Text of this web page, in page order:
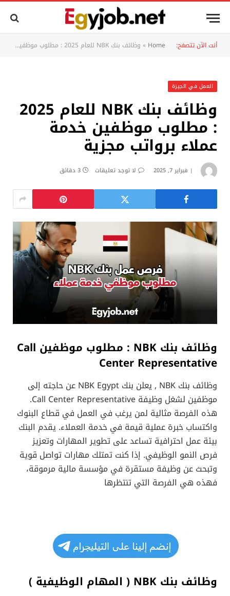
أنت الآن تتصفح: Home
» وظائف بنك NBK للعام 2025 : مطلوب موظفين خدمة عملاء برواتب مجزية
العمل في الجيزة
وظائف بنك NBK للعام 2025
: مطلوب موظفين خدمة
عملاء برواتب مجزية
فبراير 7, 2025 لا توجد تعليقات 3 دقائق
وظائف بنك NBK : مطلوب موظفين Call
Center Representative
وظائف بنك NBK , يعلن بنك NBK Egypt عن حاجته إلى
موظفين لشغل وظيفة Call Center Representative.
هذه الفرصة مثالية لمن يرغب في العمل في قطاع البنوك
واكتساب خبرة عملية قيمة في خدمة العملاء. يقدم البنك
بيئة عمل احترافية تساعد على تطوير المهارات وتعزيز
فرص النمو الوظيفي. إذا كنت تمتلك مهارات تواصل قوية
وتبحث عن وظيفة مستقرة في مؤسسة مالية مرموقة،
فهذه هي الفرصة التي تنتظرها
وظائف بنك NBK ( المهام الوظيفية )